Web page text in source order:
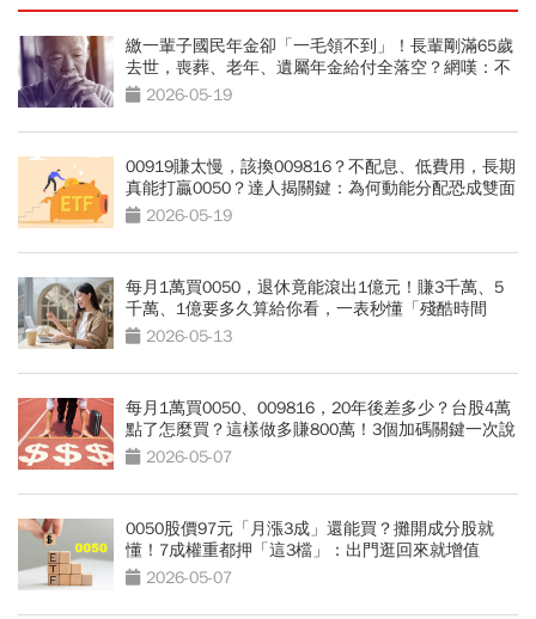
繳一輩子國民年金卻「一毛領不到」！長輩剛滿65歲
去世，喪葬、老年、遺屬年金給付全落空？網嘆：不
如買0050
2026-05-19
00919賺太慢，該換009816？不配息、低費用，長期
真能打贏0050？達人揭關鍵：為何動能分配恐成雙面
刃 2026-05-19
每月1萬買0050，退休竟能滾出1億元！賺3千萬、5
千萬、1億要多久算給你看，一表秒懂「殘酷時間
差」2026-05-13
每月1萬買0050、009816，20年後差多少？台股4萬
點了怎麼買？這樣做多賺800萬！3個加碼關鍵一次說
清楚2026-05-07
0050股價97元「月漲3成」還能買？攤開成分股就
懂！7成權重都押「這3檔」：出門逛回來就增值
2026-05-07